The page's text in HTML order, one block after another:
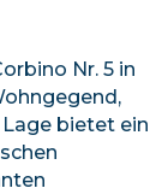
Nr. 5 in
bietet ein